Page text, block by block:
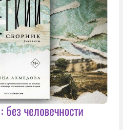
человечности